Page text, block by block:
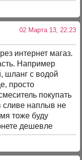
02 Марта 13, 22:23
интернет магаз.
Например
шланг с водой
просто
покупать
сливе наплыв не
тоже буду
дешевле